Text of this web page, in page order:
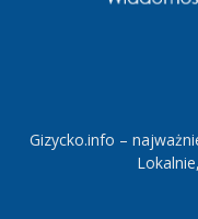
Gizycko.info –